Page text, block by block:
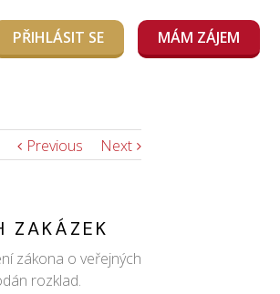
PŘIHLÁSIT SE MÁM ZÁJEM
Previous Next
ZAKÁZEK
zákona o veřejných
rozklad.